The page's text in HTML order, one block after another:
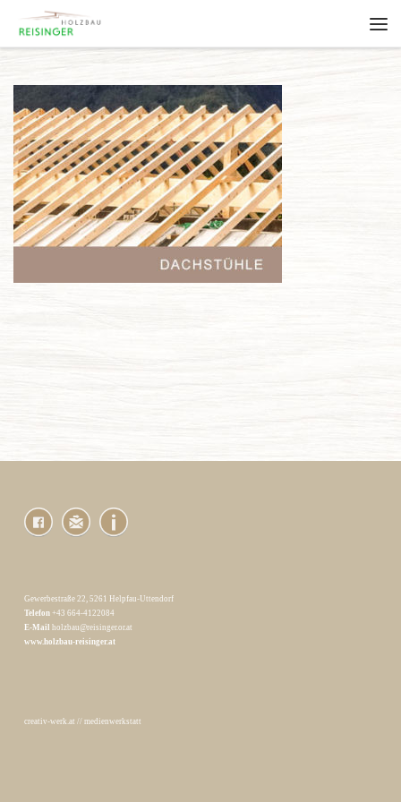
Gewerbestraße 22, 5261 Helpfau-Uttendorf
Telefon+43 664-4122084
E-Mail
holzbau@reisinger.or.at
www.holzbau-reisinger.at
creativ-werk.at // medienwerkstatt